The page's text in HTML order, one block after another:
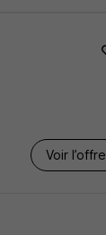
Voir l’offre